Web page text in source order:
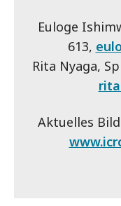
Euloge
613,
Rita Nyaga,
Aktuelles